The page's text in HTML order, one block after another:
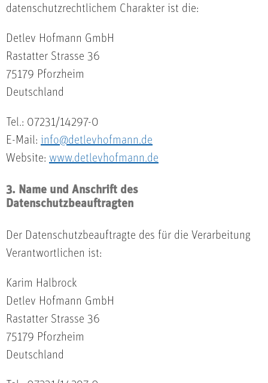
datenschutzrechtlichem Charakter ist die:
Detlev Hofmann GmbH
Rastatter Strasse 36
75179 Pforzheim
Deutschland
Tel.: 07231/14297-0
E-Mail: info@detlevhofmann.de
Website: www.detlevhofmann.de
3. Name und Anschrift des
Datenschutzbeauftragten
Der Datenschutzbeauftragte des für die Verarbeitung
Verantwortlichen ist:
Karim Halbrock
Detlev Hofmann GmbH
Rastatter Strasse 36
75179 Pforzheim
Deutschland